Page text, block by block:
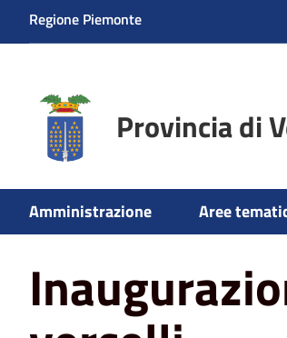
Regione Piemonte
Provincia di
Amministrazione Aree
Home News Inaugurazione le